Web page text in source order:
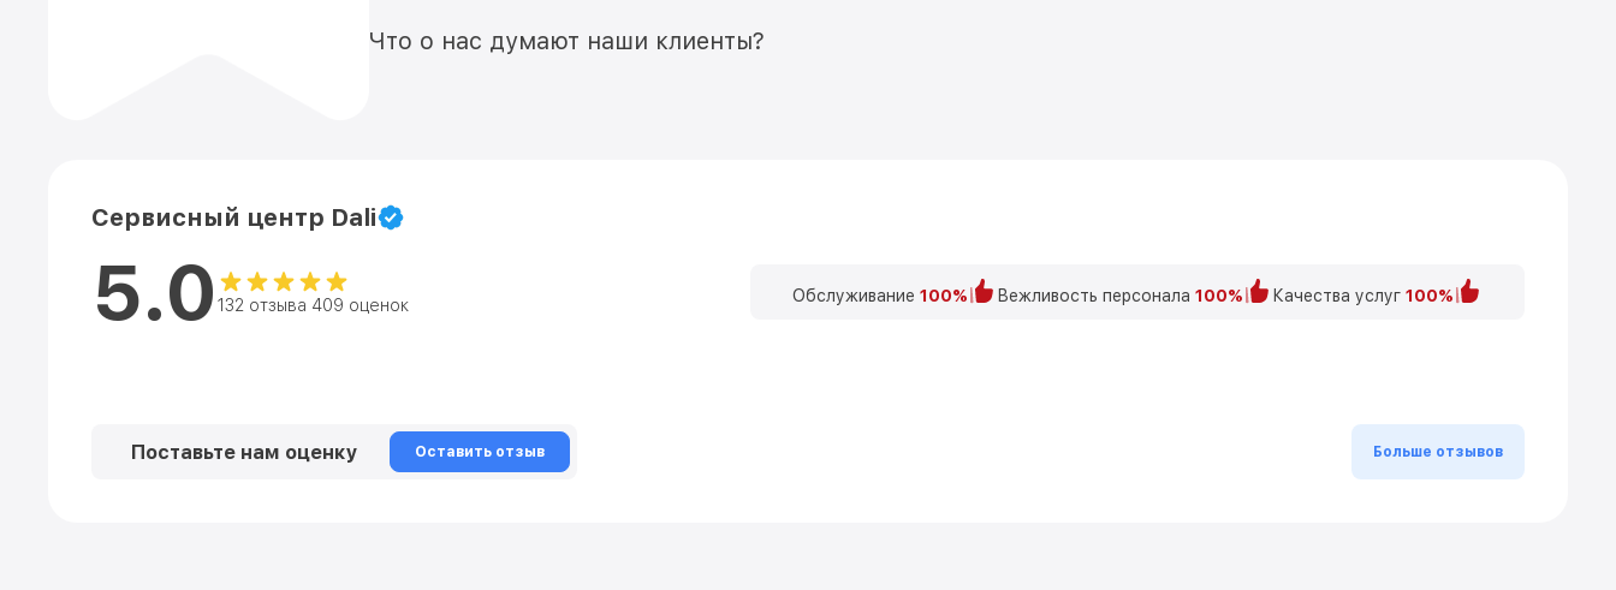
Что о нас думают наши клиенты?
Сервисный центр Dali
5.0 132 отзыва 409 оценок Обслуживание 100% Вежливость персонала 100% Качества услуг 100%
Поставьте нам оценку Оставить отзыв Больше отзывов